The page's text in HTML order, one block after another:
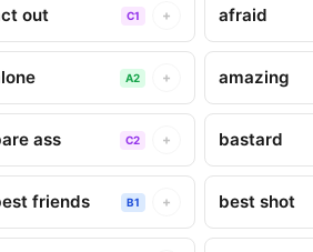
out C1 + afraid
A2 + amazing
ass C2 + bastard
friends B1 + best shot